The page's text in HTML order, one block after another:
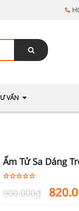
VẤN
Ấm Tử Sa Dáng
900.000₫
Giá